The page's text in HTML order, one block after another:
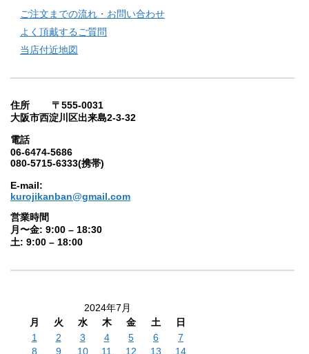
ご注文までの流れ・お問い合わせ
よく頂戴するご質問
当店付近地図
住所 〒555-0031
大阪市西淀川区出来島2-3-32
電話
06-6474-5686
080-5715-6333(携帯)
E-mail:
kurojikanban@gmail.com
営業時間
月〜金: 9:00 – 18:30
土: 9:00 – 18:00
2024年7月
月
火 水 木 金 土
日
1
2 3 4 5 6
7
8
9 10 11 12 13
14